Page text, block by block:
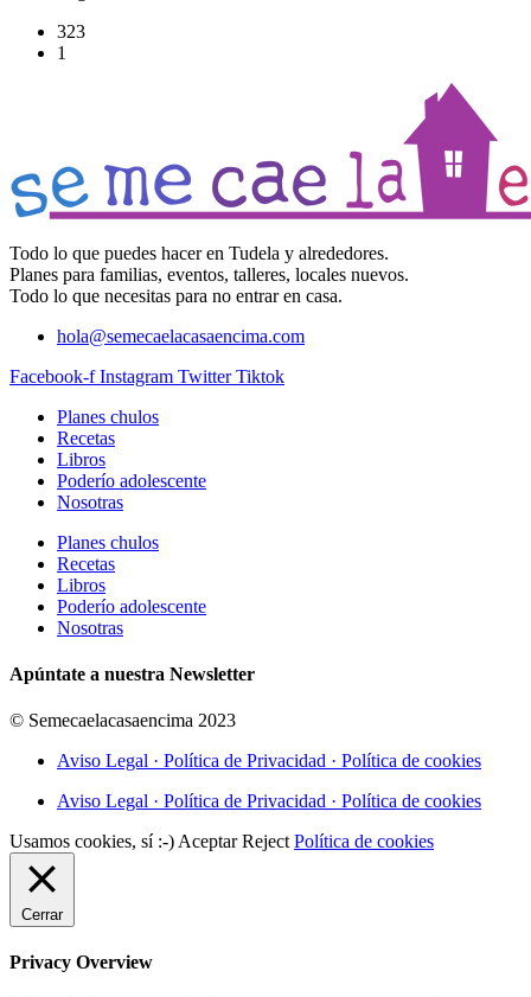
323
1
Todo lo que puedes hacer en Tudela y alrededores.
Planes para familias, eventos, talleres, locales nuevos.
Todo lo que necesitas para no entrar en casa.
hola@semecaelacasaencima.com
Facebook-f Instagram Twitter Tiktok
Planes chulos
Recetas
Libros
Poderío adolescente
Nosotras
Planes chulos
Recetas
Libros
Poderío adolescente
Nosotras
Apúntate a nuestra Newsletter
© Semecaelacasaencima 2023
Aviso Legal · Política de Privacidad · Política de cookies
Aviso Legal · Política de Privacidad · Política de cookies
Usamos cookies, sí :-) Aceptar Reject Política de cookies
Cerrar
Privacy Overview